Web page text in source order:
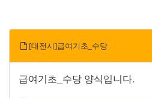
[대전시]급여기초_수당
급여기초_수당 양식입니다.